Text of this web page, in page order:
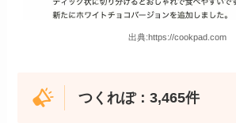
出典:https://cookpad.com
つくれぽ：3,465件